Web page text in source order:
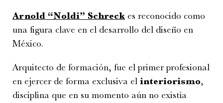
Arnold “Noldi” Schreck es reconocido como
una figura clave en el desarrollo del diseño en
México.
Arquitecto de formación, fue el primer profesional
en ejercer de forma exclusiva el interiorismo,
disciplina que en su momento aún no existía